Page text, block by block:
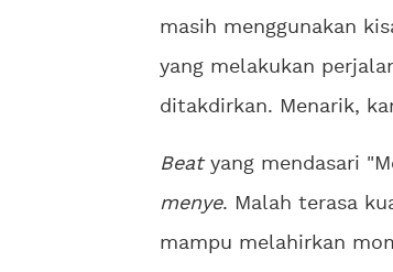
masih menggunakan
yang melakukan
ditakdirkan. Menarik,
Beatyang mendasari
menye. Malah terasa
mampu melahirkan